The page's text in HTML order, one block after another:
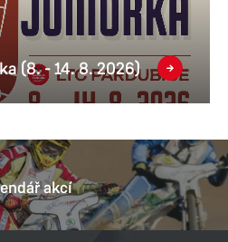
(8. - 14. 8. 2026)
akcí